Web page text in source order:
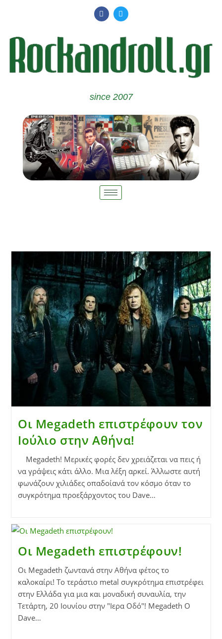
since 2007
Οι Megadeth επιστρέφουν τον
Ιούλιο στην Αθήνα!
Megadeth! Μερικές φορές δεν χρειάζεται να πεις ή
να γράψεις κάτι άλλο. Μια λέξη αρκεί. Άλλωστε αυτή
φωνάζουν χιλιάδες οπαδοίανά τον κόσμο όταν το
συγκρότημα προεξάρχοντος του Dave…
Οι Megadeth επιστρέφουν!
Οι Megadeth ζωντανά στην Αθήνα φέτος το
καλοκαίρι! Tο τεράστιο metal συγκρότημα επιστρέφει
στην Ελλάδα για μια και μοναδική συναυλία, την
Τετάρτη, 20 Ιουνίου στην "Ιερα Οδό"! Megadeth O
Dave…